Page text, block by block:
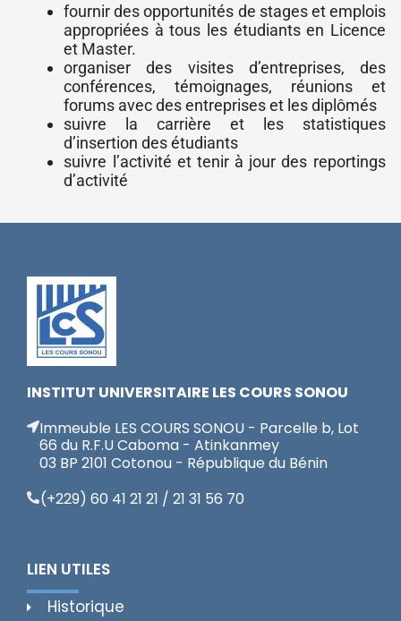
fournir des opportunités de stages et emplois
appropriées à tous les étudiants en Licence
et Master.
organiser des visites d’entreprises, des
conférences, témoignages, réunions et
forums avec des entreprises et les diplômés
suivre la carrière et les statistiques
d’insertion des étudiants
suivre l’activité et tenir à jour des reportings
d’activité
INSTITUT UNIVERSITAIRE LES COURS SONOU
Immeuble LES COURS SONOU - Parcelle b, Lot
66 du R.F.U Caboma - Atinkanmey
03 BP 2101 Cotonou - République du Bénin
(+229) 60 41 21 21 / 21 31 56 70
LIEN UTILES
Historique